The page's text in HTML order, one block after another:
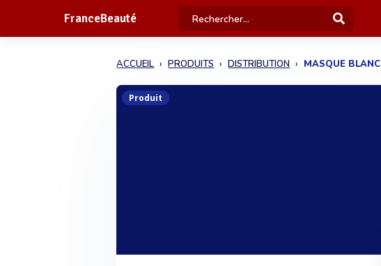
FranceBeauté
ACCUEIL PRODUITS DISTRIBUTION MASQUE BLANC
Produit